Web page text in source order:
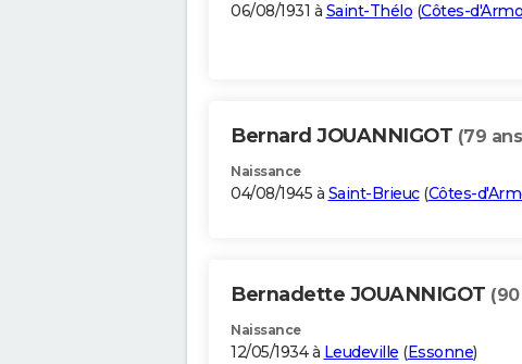
06/08/1931 à Saint-Thélo (Côtes-
Bernard JOUANNIGOT (79
Naissance
04/08/1945 à Saint-Brieuc(Côtes-
Bernadette JOUANNIGOT
Naissance
12/05/1934 à Leudeville (Essonne)